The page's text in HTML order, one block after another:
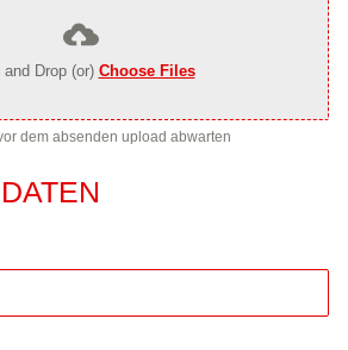
and Drop (or) Choose Files
dem absenden upload abwarten